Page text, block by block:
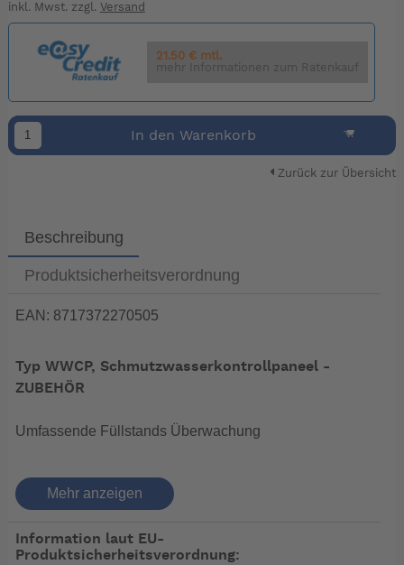
inkl. Mwst. zzgl. Versand
21.50 € mtl.
mehr Informationen zum Ratenkauf
In den Warenkorb
Zurück zur Übersicht
Beschreibung
Produktsicherheitsverordnung
EAN: 8717372270505
Typ WWCP, Schmutzwasserkontrollpaneel -
ZUBEHÖR
Umfassende Füllstands Überwachung
Überblick über das gesamte Schmutzwassersystem,
sowohl automatisch oder bei Bedarf auch manuell. Das
WSENSORA oder SENSORA) verbunden und
informiert über die Füllstandmenge im Tank durch LED
Mehr anzeigen
Information laut EU-
Produktsicherheitsverordnung: